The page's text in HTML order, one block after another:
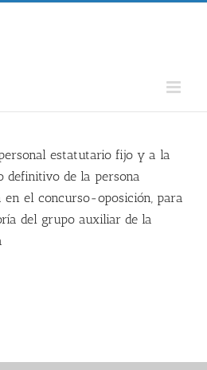
estatutario fijo y a la
definitivo de la persona
en el concurso-oposición, para
del grupo auxiliar de la